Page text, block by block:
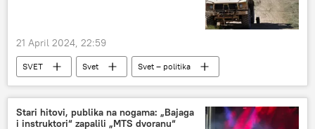
21 April 2024, 22:59
SVET Svet
Svet – politika
Irak
Sirija SAD
Stari hitovi, publika na nogama: „Bajaga
i instruktori“ zapalili „MTS dvoranu“